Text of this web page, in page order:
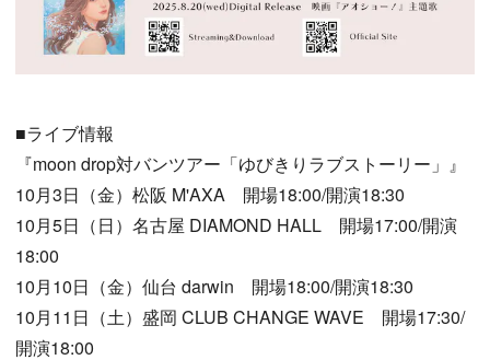
■ライブ情報
『moon drop対バンツアー「ゆびきりラブストーリー」』
10月3日（金）松阪 M'AXA 開場18:00/開演18:30
10月5日（日）名古屋 DIAMOND HALL 開場17:00/開演
18:00
10月10日（金）仙台 darwin 開場18:00/開演18:30
10月11日（土）盛岡 CLUB CHANGE WAVE 開場17:30/
開演18:00